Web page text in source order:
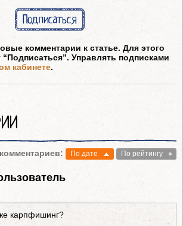
Подписаться
комментарии к статье. Для этого
“Подписаться”. Управлять подписками
кабинете.
По дате По рейтингу
карпфишинг?